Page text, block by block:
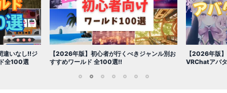
ャンル別お
【2026年版】初心者必見!!無料で使える
VRChatアバター（アバターワールド紹介）
【2026年版
世界を味わえ